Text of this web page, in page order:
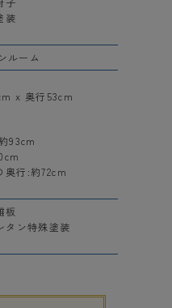
装
ルーム
x 奥行53cm
93cm
奥行:約72cm
板
タン特殊塗装